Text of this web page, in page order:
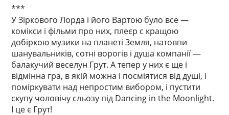
***
У Зіркового Лорда і його Вартою було все —
комікси і фільми про них, плеєр c кращою
добіркою музики на планеті Земля, натовпи
шанувальників, сотні ворогів і душа компанії —
балакучий веселун Грут. А тепер у них є ще і
відмінна гра, в якій можна і посміятися від душі, і
поміркувати над непростим вибором, і пустити
скупу чоловічу сльозу під Dancing in the Moonlight.
І це є Грут!